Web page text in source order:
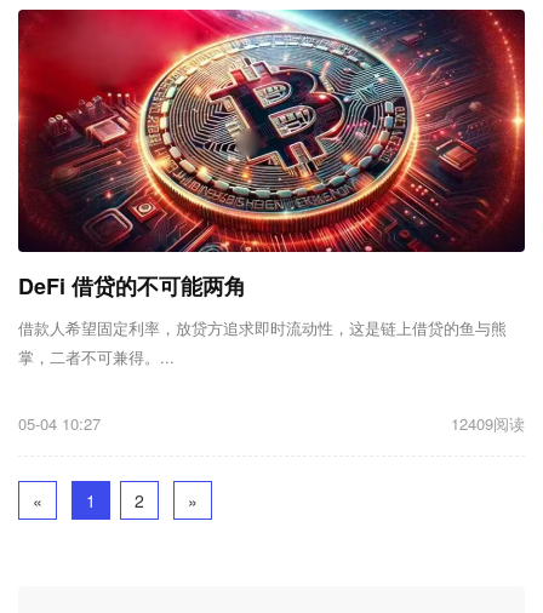
DeFi 借贷的不可能两角
借款人希望固定利率，放贷方追求即时流动性，这是链上借贷的鱼与熊
掌，二者不可兼得。...
05-04 10:27 12409阅读
« 1 2 »